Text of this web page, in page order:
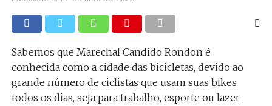
Sabemos que Marechal Candido Rondon é
conhecida como a cidade das bicicletas, devido ao
grande número de ciclistas que usam suas bikes
todos os dias, seja para trabalho, esporte ou lazer.